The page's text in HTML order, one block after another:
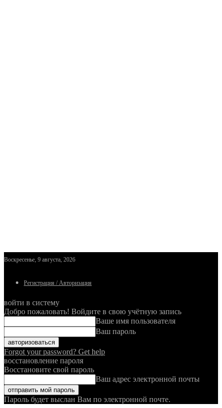
Воскресенье, 9 августа, 2026
Регистрация / Авторизация
войти в систему
Добро пожаловать! Войдите в свою учётную запись
Ваше имя пользователя
Ваш пароль
Forgot your password? Get help
восстановление пароля
Восстановите свой пароль
Ваш адрес электронной почты
Пароль будет выслан Вам по электронной почте.